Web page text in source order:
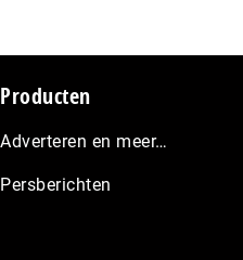
Producten
Adverteren en meer…
Persberichten